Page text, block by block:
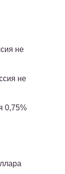
не
не
0,75%